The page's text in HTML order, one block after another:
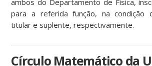
ambos do Departamento de Física,
para a referida função, na condição
titular e suplente, respectivamente.
Círculo Matemático da